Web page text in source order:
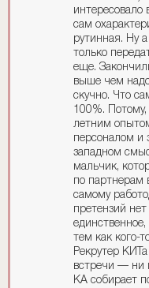
интересовало
сам
рутинная. Ну
только
еще.
выше чем
скучно. Что
100%.
летним
персоналом и
западном
мальчик,
по партнерам
самому
претензий
тем как кого-
Рекрутер
встречи — ни
КА собирает